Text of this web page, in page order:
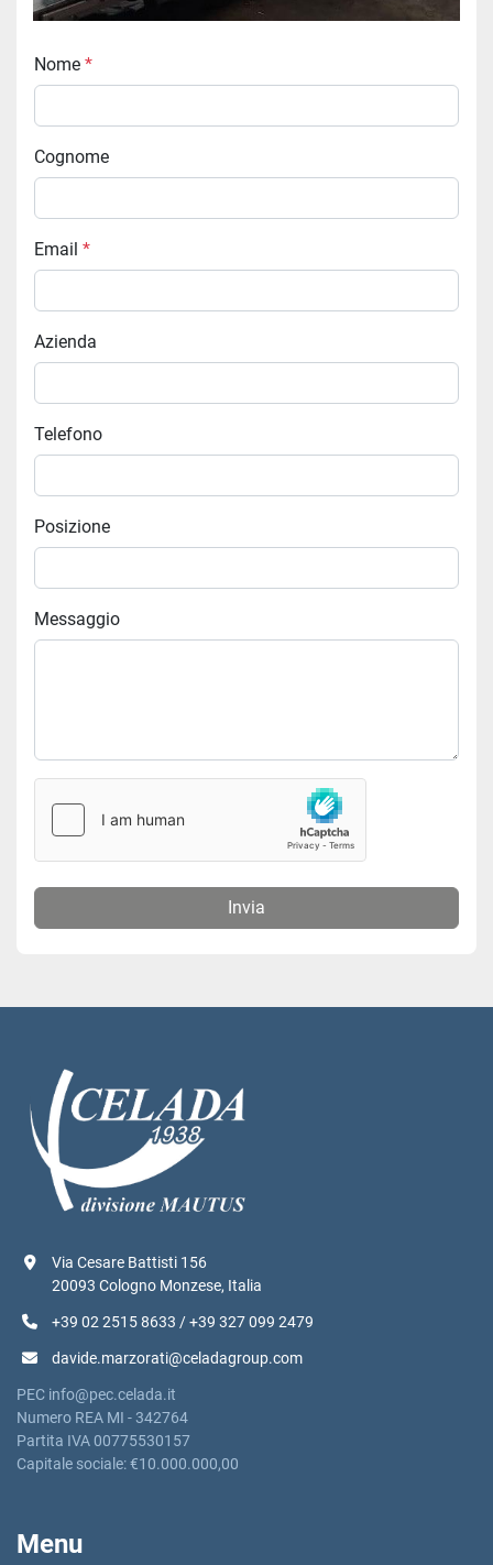
Nome *
Cognome
Email *
Azienda
Telefono
Posizione
Messaggio
Invia
Via Cesare Battisti 156
20093 Cologno Monzese, Italia
+39 02 2515 8633 / +39 327 099 2479
davide.marzorati@celadagroup.com
PEC info@pec.celada.it
Numero REA MI - 342764
Partita IVA 00775530157
Capitale sociale: €10.000.000,00
Menu